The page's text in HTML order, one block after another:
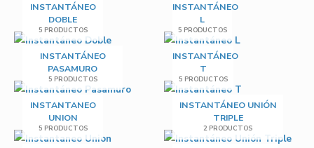
INSTANTÁNEO
DOBLE
5 PRODUCTOS
INSTANTÁNEO
L
5 PRODUCTOS
INSTANTÁNEO
PASAMURO
5 PRODUCTOS
INSTANTÁNEO
T
5 PRODUCTOS
INSTANTANEO
UNION
5 PRODUCTOS
INSTANTÁNEO UNIÓN
TRIPLE
2 PRODUCTOS